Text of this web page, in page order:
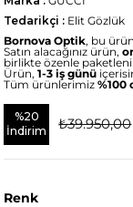
Tedarikçi : Elit Gözlük
Bornova Optik, bu
Satın alacağınız ürün,
birlikte özenle
Ürün,1-3 iş günü
Tüm ürünlerimiz
%20
İndirim
₺39.950,00
Renk